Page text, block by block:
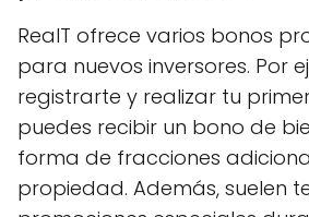
RealT ofrece varios bonos
para nuevos inversores. Por
registrarte y realizar tu
puedes recibir un bono de
forma de fracciones
propiedad. Además, suelen